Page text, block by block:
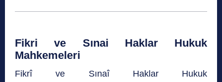
Fikri ve Sınai Haklar Hukuk
Mahkemeleri
Fikrî ve Sınaî Haklar Hukuk